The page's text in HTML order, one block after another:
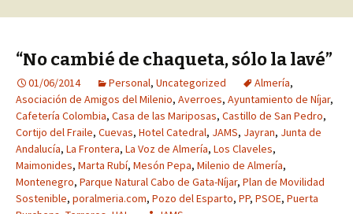
“No cambié de chaqueta, sólo la lavé”
01/06/2014 Personal, Uncategorized Almería,
Asociación de Amigos del Milenio, Averroes, Ayuntamiento de Níjar,
Cafetería Colombia, Casa de las Mariposas, Castillo de San Pedro,
Cortijo del Fraile, Cuevas, Hotel Catedral, JAMS, Jayran, Junta de
Andalucía, La Frontera, La Voz de Almería, Los Claveles,
Maimonides, Marta Rubí, Mesón Pepa, Milenio de Almería,
Montenegro, Parque Natural Cabo de Gata-Níjar, Plan de Movilidad
Sostenible, poralmeria.com, Pozo del Esparto, PP, PSOE, Puerta